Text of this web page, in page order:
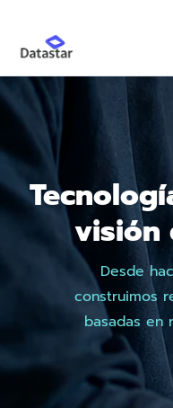
visión
Desde
construimos
basadas en